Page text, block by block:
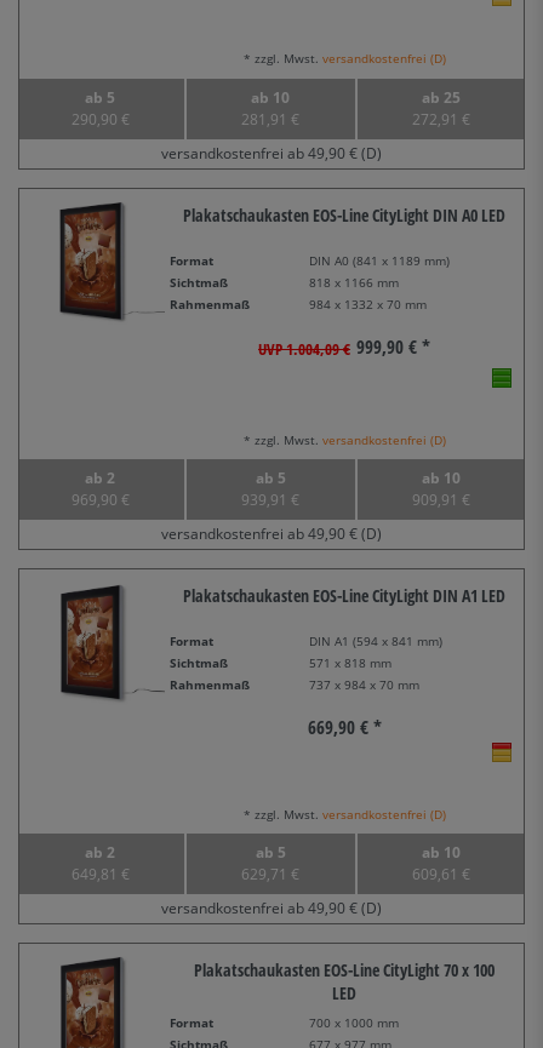
* zzgl. Mwst. versandkostenfrei (D)
ab 5
290,90 €
ab 10
281,91 €
ab 25
272,91 €
versandkostenfrei ab 49,90 € (D)
Plakatschaukasten EOS-Line CityLight DIN A0 LED
Format
DIN A0 (841 x 1189 mm)
Sichtmaß
818 x 1166 mm
Rahmenmaß
984 x 1332 x 70 mm
UVP 1.004,09 € 999,90 € *
* zzgl. Mwst. versandkostenfrei (D)
ab 2
969,90 €
ab 5
939,91 €
ab 10
909,91 €
versandkostenfrei ab 49,90 € (D)
Plakatschaukasten EOS-Line CityLight DIN A1 LED
Format
DIN A1 (594 x 841 mm)
Sichtmaß
571 x 818 mm
Rahmenmaß
737 x 984 x 70 mm
669,90 € *
* zzgl. Mwst. versandkostenfrei (D)
ab 2
649,81 €
ab 5
629,71 €
ab 10
609,61 €
versandkostenfrei ab 49,90 € (D)
Plakatschaukasten EOS-Line CityLight 70 x 100
LED
Format
700 x 1000 mm